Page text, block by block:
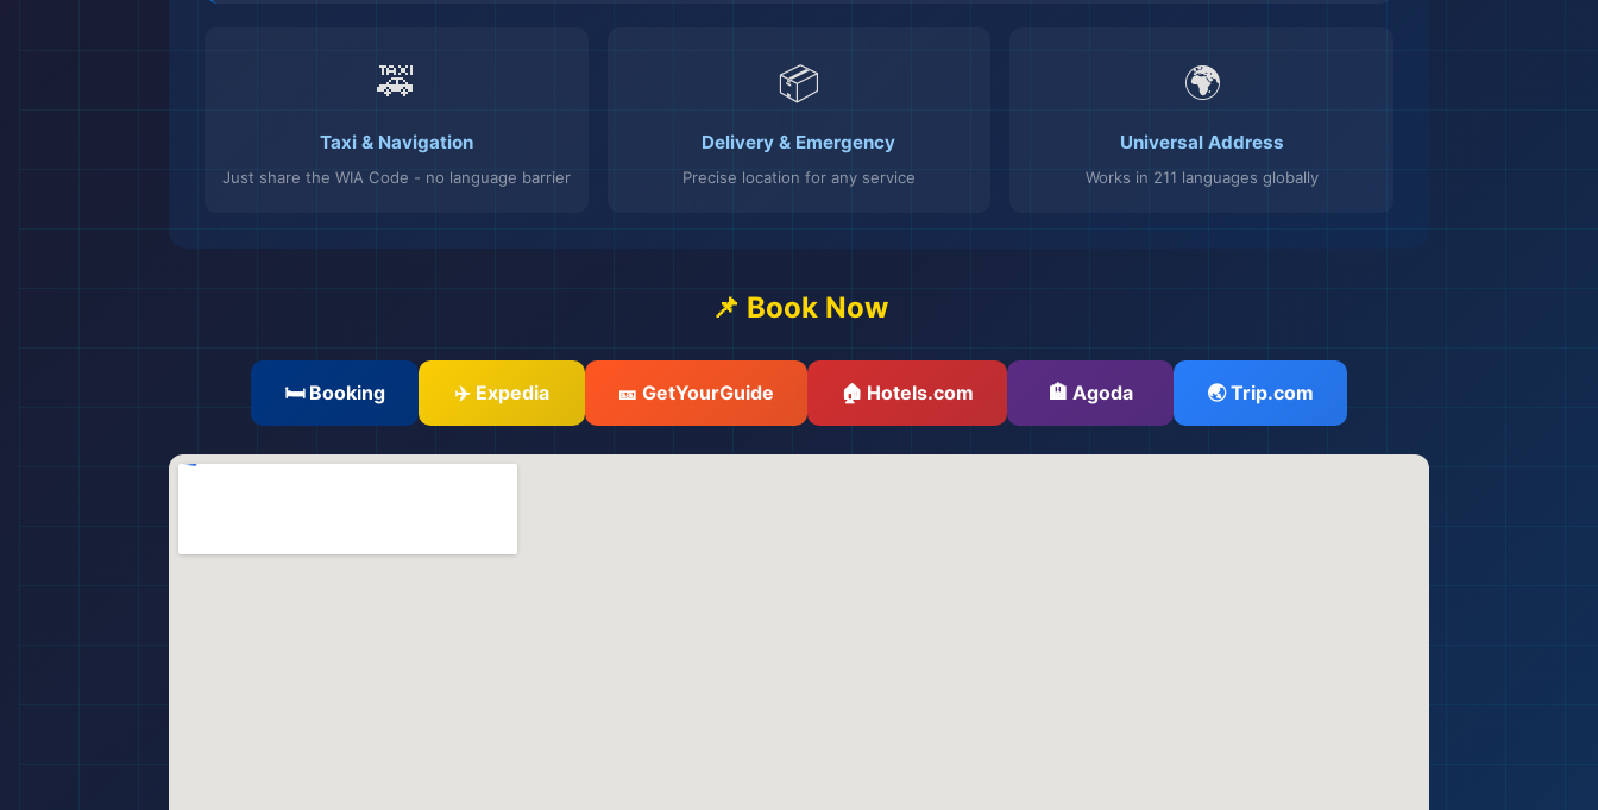
🚕
Taxi & Navigation
Just share the WIA Code - no language barrier
📦
Delivery & Emergency
Precise location for any service
🌍
Universal Address
Works in 211 languages globally
📌 Book Now
🛏️ Booking ✈️ Expedia 🎫 GetYourGuide 🏠 Hotels.com 🏨 Agoda 🌏 Trip.com